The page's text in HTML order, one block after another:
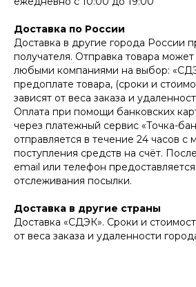
Доставка по России
Доставка в другие города России
получателя. Отправка товара
любыми компаниями на выбор:
предоплате товара, (сроки и
зависят от веса заказа и
Оплата при помощи банковских
через платежный сервис «Точка-
отправляется в течение 24 часов с
поступления средств на счёт.
email или телефон
отслеживания посылки.
Доставка в другие страны
Доставка «СДЭК». Сроки и
от веса заказа и удаленности